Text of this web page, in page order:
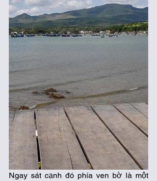
Ngay sát cạnh đó phía ven bờ là một